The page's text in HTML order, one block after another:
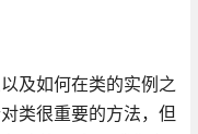
及如何在类的实例之
类很重要的方法，但